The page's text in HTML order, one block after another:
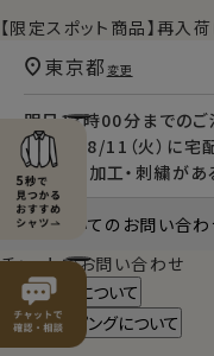
【限定スポット商品】再入
明日 13時00分 までの
2026/08/11（火） に宅
（※裄丈加工・刺繍があ
東京都 変更
商品についてのお問い合
チャットでお問い合わせ
返品・交換について
ギフトラッピングについて